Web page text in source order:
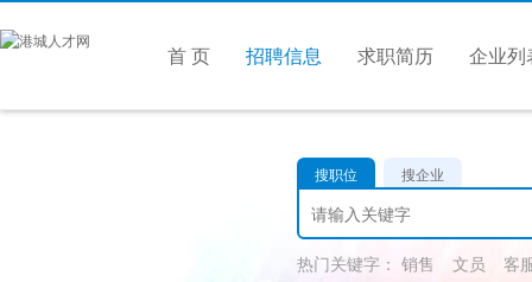
首 页 招聘信息 求职简历 企业列
搜职位 搜企业
热门关键字： 销售 文员 客